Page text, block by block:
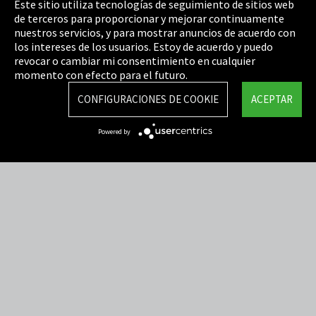
Política de privacidad
Cookie Settings
Términos y Condiciones
Mapa del sitio
Integrity Line
Este sitio utiliza tecnologías de seguimiento de sitios web
de terceros para proporcionar y mejorar continuamente
nuestros servicios, y para mostrar anuncios de acuerdo con
los intereses de los usuarios. Estoy de acuerdo y puedo
revocar o cambiar mi consentimiento en cualquier
momento con efecto para el futuro.
ACEPTAR
CONFIGURACIONES DE COOKIE
Powered by